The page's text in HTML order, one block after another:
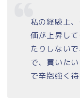
私の経験上
価が上昇し
たりしない
で、買いた
で辛抱強く